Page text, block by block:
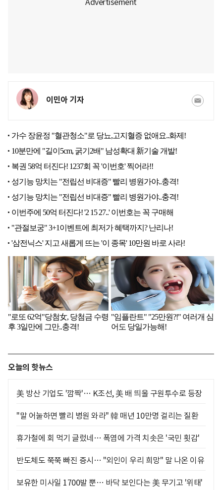
이민아 기자
오늘의 핫뉴스
美 방산 기업도 '깜짝'… K조선, 美 배 띄울 구원투수로 등장
"말 어눌하면 빨리 병원 와라" 韓 매년 10만명 걸리는 질환
휴가철에 회 먹기 글렀네… 폭염에 가격 치솟은 '국민 횟감'
반도체도 쭉쭉 빠진 증시… "외인이 우리 희망" 말 나온 이유
보유한 미사일 1700발 뿐… 바닥 보인다는 美 무기고 '위태'